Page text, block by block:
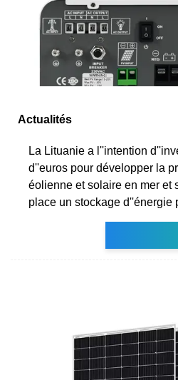
Actualités
La Lituanie a l''intention
d''euros pour développer la
éolienne et solaire en mer et
place un stockage d''énergie